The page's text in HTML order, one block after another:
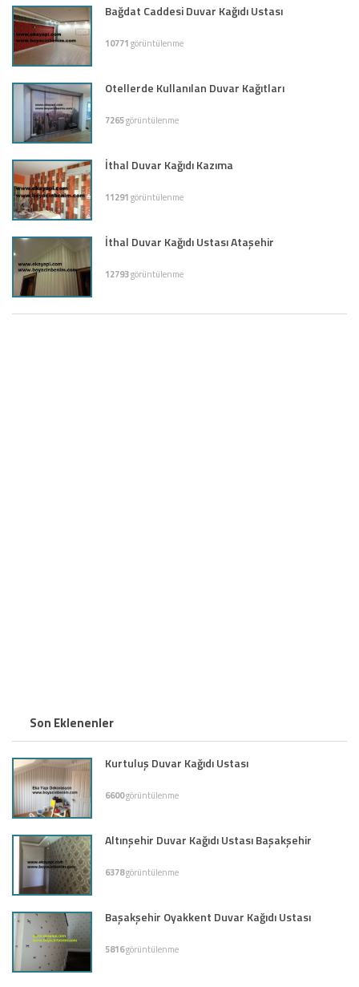
Bağdat Caddesi Duvar Kağıdı Ustası
10771görüntülenme
Otellerde Kullanılan Duvar Kağıtları
7265görüntülenme
İthal Duvar Kağıdı Kazıma
11291görüntülenme
İthal Duvar Kağıdı Ustası Ataşehir
12793görüntülenme
Son Eklenenler
Kurtuluş Duvar Kağıdı Ustası
6600görüntülenme
Altınşehir Duvar Kağıdı Ustası Başakşehir
6378görüntülenme
Başakşehir Oyakkent Duvar Kağıdı Ustası
5816görüntülenme